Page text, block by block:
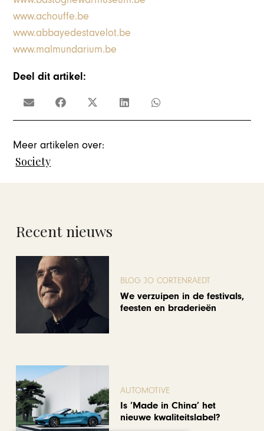
www.achouffe.be
www.abbayedestavelot.be
www.malmundarium.be
Deel dit artikel:
Meer artikelen over:
Society
Recent nieuws
BLOG JO CORTENRAEDT
We verzuipen in de festivals,
feesten en braderieën
AUTOMOTIVE
Is ‘Made in China’ het
nieuwe kwaliteitslabel?